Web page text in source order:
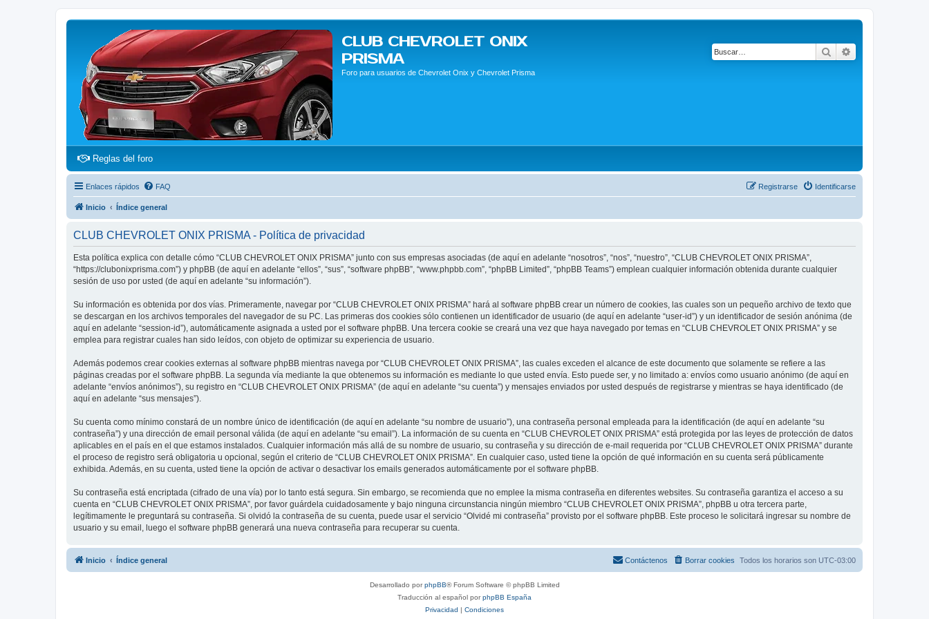
CLUB CHEVROLET ONIX
PRISMA
Foro para usuarios de Chevrolet Onix y Chevrolet Prisma
Buscar
Reglas del foro(Opens a new tab)
Enlaces rápidos FAQ Identificarse
Registrarse
Inicio Índice general
CLUB CHEVROLET ONIX PRISMA - Política de privacidad
Esta política explica con detalle cómo “CLUB CHEVROLET ONIX PRISMA” junto con sus empresas asociadas (de aquí en adelante “nosotros”, “nos”, “nuestro”, “CLUB CHEVROLET ONIX PRISMA”,
“https://clubonixprisma.com”) y phpBB (de aquí en adelante “ellos”, “sus”, “software phpBB”, “www.phpbb.com”, “phpBB Limited”, “phpBB Teams”) emplean cualquier información obtenida durante cualquier
sesión de uso por usted (de aquí en adelante “su información”).
Su información es obtenida por dos vías. Primeramente, navegar por “CLUB CHEVROLET ONIX PRISMA” hará al software phpBB crear un número de cookies, las cuales son un pequeño archivo de texto que
se descargan en los archivos temporales del navegador de su PC. Las primeras dos cookies sólo contienen un identificador de usuario (de aquí en adelante “user-id”) y un identificador de sesión anónima (de
aquí en adelante “session-id”), automáticamente asignada a usted por el software phpBB. Una tercera cookie se creará una vez que haya navegado por temas en “CLUB CHEVROLET ONIX PRISMA” y se
emplea para registrar cuales han sido leídos, con objeto de optimizar su experiencia de usuario.
Además podemos crear cookies externas al software phpBB mientras navega por “CLUB CHEVROLET ONIX PRISMA”, las cuales exceden el alcance de este documento que solamente se refiere a las
páginas creadas por el software phpBB. La segunda vía mediante la que obtenemos su información es mediante lo que usted envía. Esto puede ser, y no limitado a: envíos como usuario anónimo (de aquí en
adelante “envíos anónimos”), su registro en “CLUB CHEVROLET ONIX PRISMA” (de aquí en adelante “su cuenta”) y mensajes enviados por usted después de registrarse y mientras se haya identificado (de
aquí en adelante “sus mensajes”).
Su cuenta como mínimo constará de un nombre único de identificación (de aquí en adelante “su nombre de usuario”), una contraseña personal empleada para la identificación (de aquí en adelante “su
contraseña”) y una dirección de email personal válida (de aquí en adelante “su email”). La información de su cuenta en “CLUB CHEVROLET ONIX PRISMA” está protegida por las leyes de protección de datos
aplicables en el país en el que estamos instalados. Cualquier información más allá de su nombre de usuario, su contraseña y su dirección de e-mail requerida por “CLUB CHEVROLET ONIX PRISMA” durante
el proceso de registro será obligatoria u opcional, según el criterio de “CLUB CHEVROLET ONIX PRISMA”. En cualquier caso, usted tiene la opción de qué información en su cuenta será públicamente
exhibida. Además, en su cuenta, usted tiene la opción de activar o desactivar los emails generados automáticamente por el software phpBB.
Su contraseña está encriptada (cifrado de una vía) por lo tanto está segura. Sin embargo, se recomienda que no emplee la misma contraseña en diferentes websites. Su contraseña garantiza el acceso a su
cuenta en “CLUB CHEVROLET ONIX PRISMA”, por favor guárdela cuidadosamente y bajo ninguna circunstancia ningún miembro “CLUB CHEVROLET ONIX PRISMA”, phpBB u otra tercera parte,
legítimamente le preguntará su contraseña. Si olvidó la contraseña de su cuenta, puede usar el servicio “Olvidé mi contraseña” provisto por el software phpBB. Este proceso le solicitará ingresar su nombre de
usuario y su email, luego el software phpBB generará una nueva contraseña para recuperar su cuenta.
Inicio Índice general Todos los horarios son UTC-03:00
Borrar cookies
Contáctenos
Desarrollado porphpBB® Forum Software © phpBB Limited
Traducción al español porphpBB España
Privacidad | Condiciones